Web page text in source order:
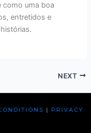
como uma boa
entretidos e
NEXT
| PRIVACY